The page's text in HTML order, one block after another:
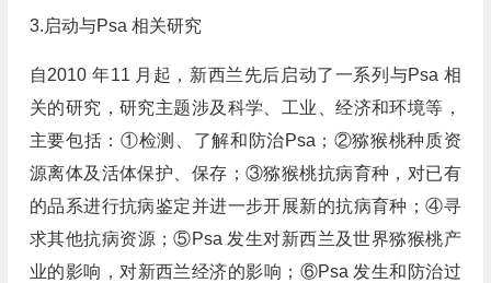
3.启动与Psa 相关研究
自2010 年11 月起，新西兰先后启动了一系列与Psa 相
关的研究，研究主题涉及科学、工业、经济和环境等，
主要包括：①检测、了解和防治Psa；②猕猴桃种质资
源离体及活体保护、保存；③猕猴桃抗病育种，对已有
的品系进行抗病鉴定并进一步开展新的抗病育种；④寻
求其他抗病资源；⑤Psa 发生对新西兰及世界猕猴桃产
业的影响，对新西兰经济的影响；⑥Psa 发生和防治过